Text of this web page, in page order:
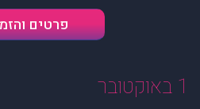
פרטים
1 באוקטובר